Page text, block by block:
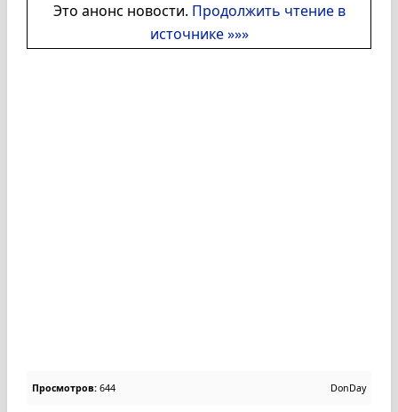
Это анонс новости. Продолжить чтение в
источнике »»»
Просмотров: 644 DonDay